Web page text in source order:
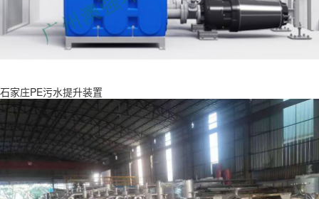
石家庄PE污水提升装置